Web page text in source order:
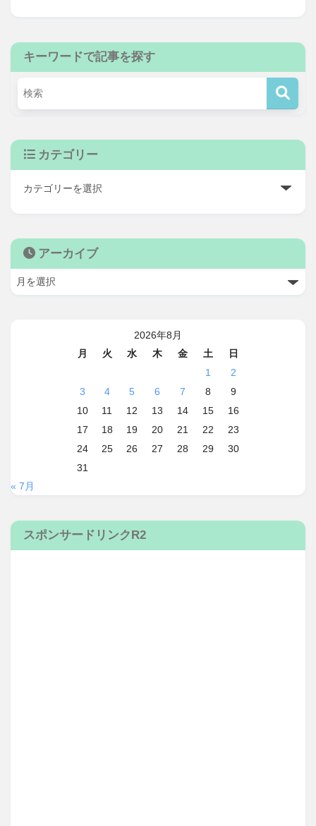
キーワードで記事を探す
カテゴリー
アーカイブ
2026年8月
月
火 水 木 金 土
日
1
2
3
4 5 6 7 8
9
10
11 12 13 14 15
16
17
18 19 20 21 22
23
24
25 26 27 28 29
30
31
« 7月
スポンサードリンクR2